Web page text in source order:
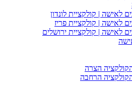
לאישה | קולקציית לונדון
לאישה | קולקציית פריז
לאישה | קולקציית ירושלים
הצרה
הרחבה